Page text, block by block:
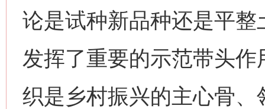
论是试种新品种还是平
发挥了重要的示范带头
织是乡村振兴的主心骨、